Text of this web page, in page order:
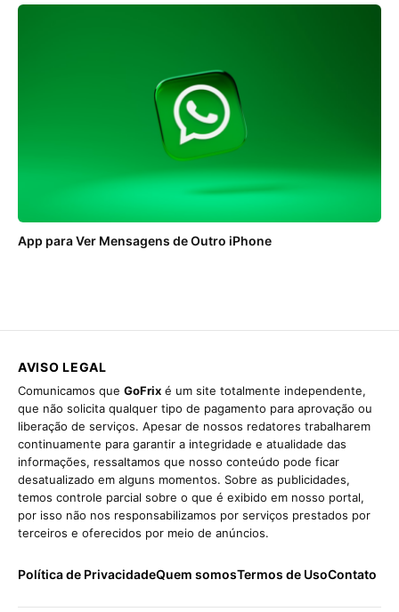
App para Ver Mensagens de Outro iPhone
AVISO LEGAL
Comunicamos que GoFrix é um site totalmente independente,
que não solicita qualquer tipo de pagamento para aprovação ou
liberação de serviços. Apesar de nossos redatores trabalharem
continuamente para garantir a integridade e atualidade das
informações, ressaltamos que nosso conteúdo pode ficar
desatualizado em alguns momentos. Sobre as publicidades,
temos controle parcial sobre o que é exibido em nosso portal,
por isso não nos responsabilizamos por serviços prestados por
terceiros e oferecidos por meio de anúncios.
Política de PrivacidadeQuem somosTermos de UsoContato